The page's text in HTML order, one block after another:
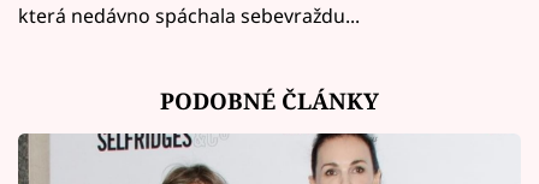
která nedávno spáchala sebevraždu...
PODOBNÉ ČLÁNKY